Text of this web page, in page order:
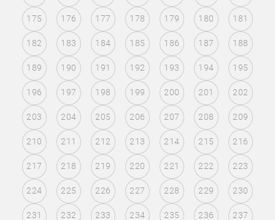
175 176 177 178 179 180 181
182 183 184 185 186 187 188
189 190 191 192 193 194 195
196 197 198 199 200 201 202
203 204 205 206 207 208 209
210 211 212 213 214 215 216
217 218 219 220 221 222 223
224 225 226 227 228 229 230
231 232 233 234 235 236 237